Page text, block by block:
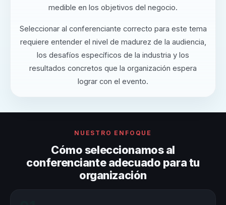
medible en los objetivos del negocio.
Seleccionar al conferenciante correcto para este tema
requiere entender el nivel de madurez de la audiencia,
los desafíos específicos de la industria y los
resultados concretos que la organización espera
lograr con el evento.
NUESTRO ENFOQUE
Cómo seleccionamos al
conferenciante adecuado para tu
organización